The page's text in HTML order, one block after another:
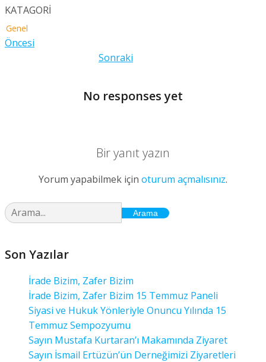
KATAGORİ
Genel
Öncesi
Sonraki
No responses yet
Bir yanıt yazın
Yorum yapabilmek için oturum açmalısınız.
Arama
Son Yazılar
İrade Bizim, Zafer Bizim
İrade Bizim, Zafer Bizim 15 Temmuz Paneli
Siyasi ve Hukuk Yönleriyle Onuncu Yılında 15
Temmuz Sempozyumu
Sayın Mustafa Kurtaran’ı Makamında Ziyaret
Sayın İsmail Ertüzün’ün Derneğimizi Ziyaretleri